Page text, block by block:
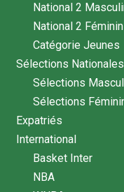
National 2
National 2 Féminin
Catégorie Jeunes
Sélections Nationales
Sélections
Sélections
Expatriés
International
Basket Inter
NBA